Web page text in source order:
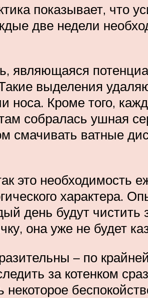
показывает, что
две недели
являющаяся
выделения
носа. Кроме того,
собралась ушная
смачивать ватные
это необходимость
характера.
день будут
она уже не будет
– по
за котенком